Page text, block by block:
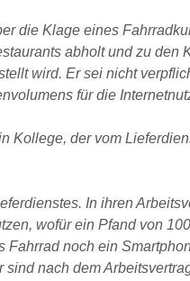
die Klage eines
abholt und zu den
wird. Er sei nicht
für die
Kollege, der vom
In ihren
wofür ein Pfand von
noch ein
nach dem